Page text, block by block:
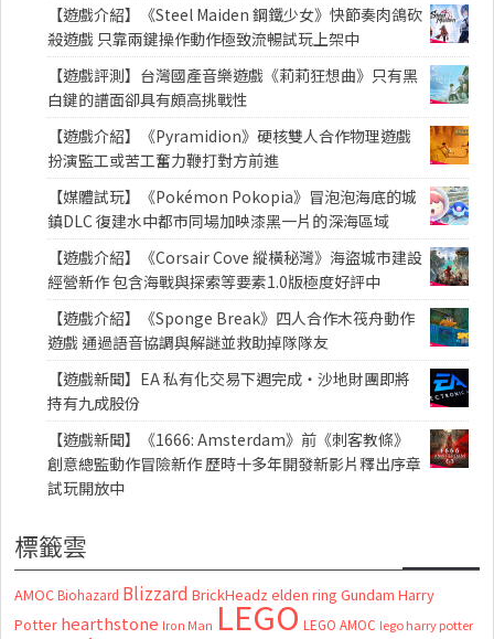
【遊戲介紹】《Steel Maiden 鋼鐵少女》快節奏肉鴿砍
殺遊戲 只靠兩鍵操作動作極致流暢試玩上架中
【遊戲評測】台灣國產音樂遊戲《莉莉狂想曲》只有黑
白鍵的譜面卻具有頗高挑戰性
【遊戲介紹】《Pyramidion》硬核雙人合作物理遊戲
扮演監工或苦工奮力鞭打對方前進
【媒體試玩】《Pokémon Pokopia》冒泡泡海底的城
鎮DLC 復建水中都市同場加映漆黑一片的深海區域
【遊戲介紹】《Corsair Cove 縱橫秘灣》海盜城市建設
經營新作 包含海戰與探索等要素1.0版極度好評中
【遊戲介紹】《Sponge Break》四人合作木筏舟動作
遊戲 通過語音協調與解謎並救助掉隊隊友
【遊戲新聞】EA 私有化交易下週完成・沙地財團即將
持有九成股份
【遊戲新聞】《1666: Amsterdam》前《刺客教條》
創意總監動作冒險新作 歷時十多年開發新影片釋出序章
試玩開放中
標籤雲
AMOC Biohazard Blizzard BrickHeadz elden ring Gundam Harry
Potter hearthstone Iron Man LEGO LEGO AMOC lego harry potter